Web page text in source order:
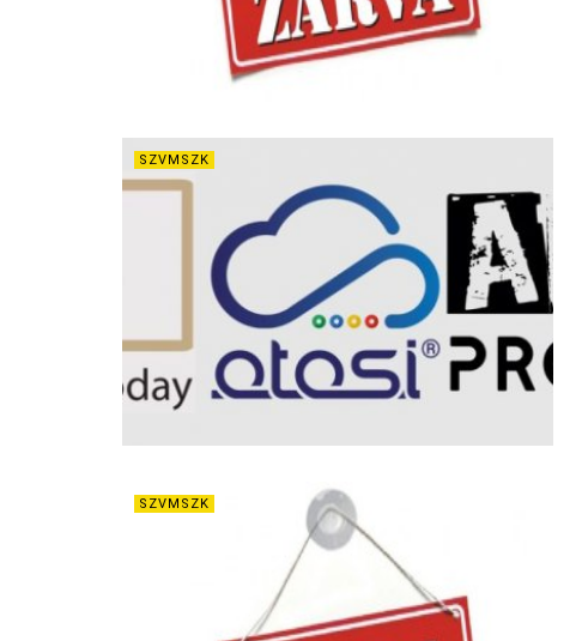
SZVMSZK
SZVMSZK